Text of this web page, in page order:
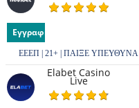
Εγγραφή
ΕΕΕΠ | 21+ | ΠΑΙΞΕ ΥΠΕΥΘΥΝΑ
Elabet Casino
Live